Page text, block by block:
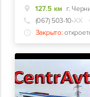
127.5 км г.
(067) 503-10-ХХ
Закрыто: